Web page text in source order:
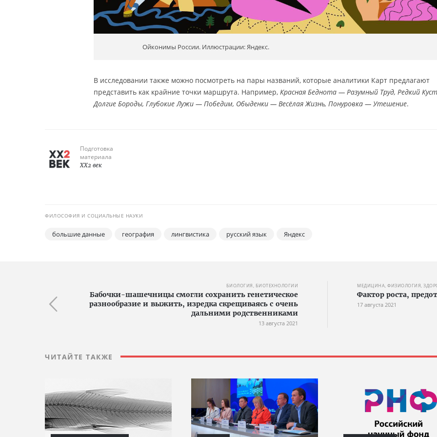
Ойконимы России. Иллюстрации: Яндекс.
В исследовании также можно посмотреть на пары названий, которые аналитики Карт предлагают
представить как крайние точки маршрута. Например, Красная Беднота — Разумный Труд, Редкий
Долгие Бороды, Глубокие Лужи — Победим, Обыденки — Весёлая Жизнь, Понуровка — Утешение.
Подготовка
материала
XX2 век
ФИЛОСОФИЯ И СОЦИАЛЬНЫЕ НАУКИ
большие данные география лингвистика русский язык Яндекс
БИОЛОГИЯ, БИОТЕХНОЛОГИИ
Бабочки-шашечницы смогли сохранить генетическое
разнообразие и выжить, изредка скрещиваясь с очень
дальними родственниками
13 августа 2021
МЕДИЦИНА, ФИЗИОЛОГИЯ,
Фактор роста,
17 августа 2021
ЧИТАЙТЕ ТАКЖЕ